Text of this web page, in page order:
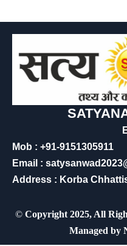
Mob : +91-9151305911
Email :
Address : Korba
© Copyright 2025, All
Managed by